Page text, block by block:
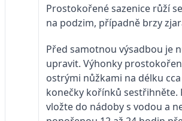
Prostokořené sazenice růží
na podzim, případně brzy
Před samotnou výsadbou je
upravit. Výhonky
ostrými nůžkami na délku cca
konečky kořínků sestřihněte.
vložte do nádoby s vodou a